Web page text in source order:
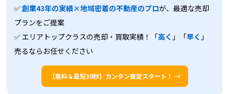
✅創業43年の実績×地域密着の不動産のプロが、最適な売却
プランをご提案
✅ エリアトップクラスの売却・買取実績！「高く 」「早く 」
売るならお任せください
【無料＆最短30秒】カンタン査定スタート！ →